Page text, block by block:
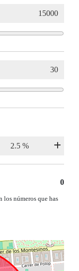
0
los números que has